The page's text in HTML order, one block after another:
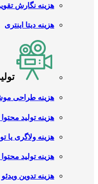
هزینه نگارش
هزینه دیتا اینتری
هزینه طراحی
هزینه تولید
هزینه ولاگری یا
هزینه تولید
هزینه تدوین ویدئو